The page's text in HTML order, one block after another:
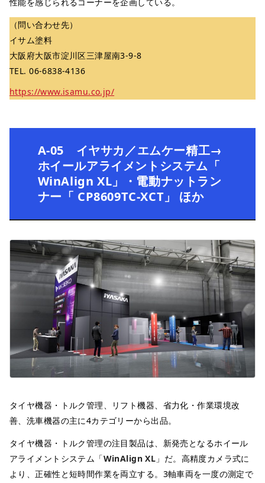
（問い合わせ先）
イサム塗料
大阪府大阪市淀川区三津屋南3-9-8
TEL. 06-6838-4136
https://www.isamu.co.jp/
A-05 イヤサカ／エムケー精工→
ホイールアライメントシステム「
WinAlign XL」・電動ナットラン
ナー「 CP8609TC-XCT」 ほか
タイヤ機器・トルク管理、リフト機器、省力化・作業環境改
善、洗車機器の主に4カテゴリーから出品。
タイヤ機器・トルク管理の注目製品は、新発売となるホイール
アライメントシステム「WinAlign XL 」だ。高精度カメラ式に
より、正確性と短時間作業を両立する。3軸車両を一度の測定で